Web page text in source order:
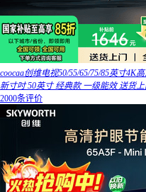
coocaa创维电视50/55/65/75/85英寸4K
新寸吋 50英寸 经典款 一级能效 送货
2000条评价